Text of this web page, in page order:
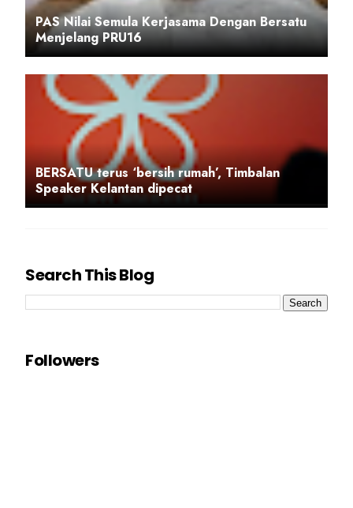
PAS Nilai Semula Kerjasama Dengan Bersatu
Menjelang PRU16
BERSATU terus ‘bersih rumah’, Timbalan
Speaker Kelantan dipecat
Search This Blog
Followers